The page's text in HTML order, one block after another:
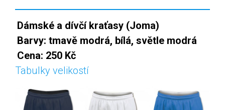
Dámské a dívčí kraťasy (Joma)
Barvy: tmavě modrá, bílá, světle modrá
Cena: 250 Kč
Tabulky velikostí